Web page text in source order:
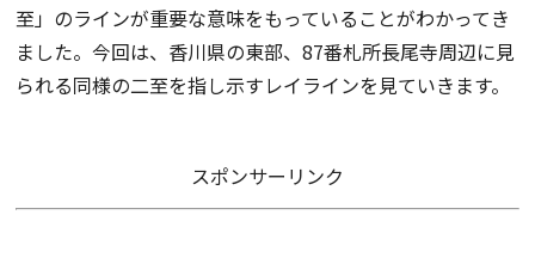
至」のラインが重要な意味をもっていることがわかってき
ました。今回は、香川県の東部、87番札所長尾寺周辺に見
られる同様の二至を指し示すレイラインを見ていきます。
スポンサーリンク